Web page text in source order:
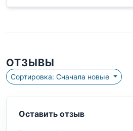
ОТЗЫВЫ
Сортировка: Сначала новые
Оставить отзыв